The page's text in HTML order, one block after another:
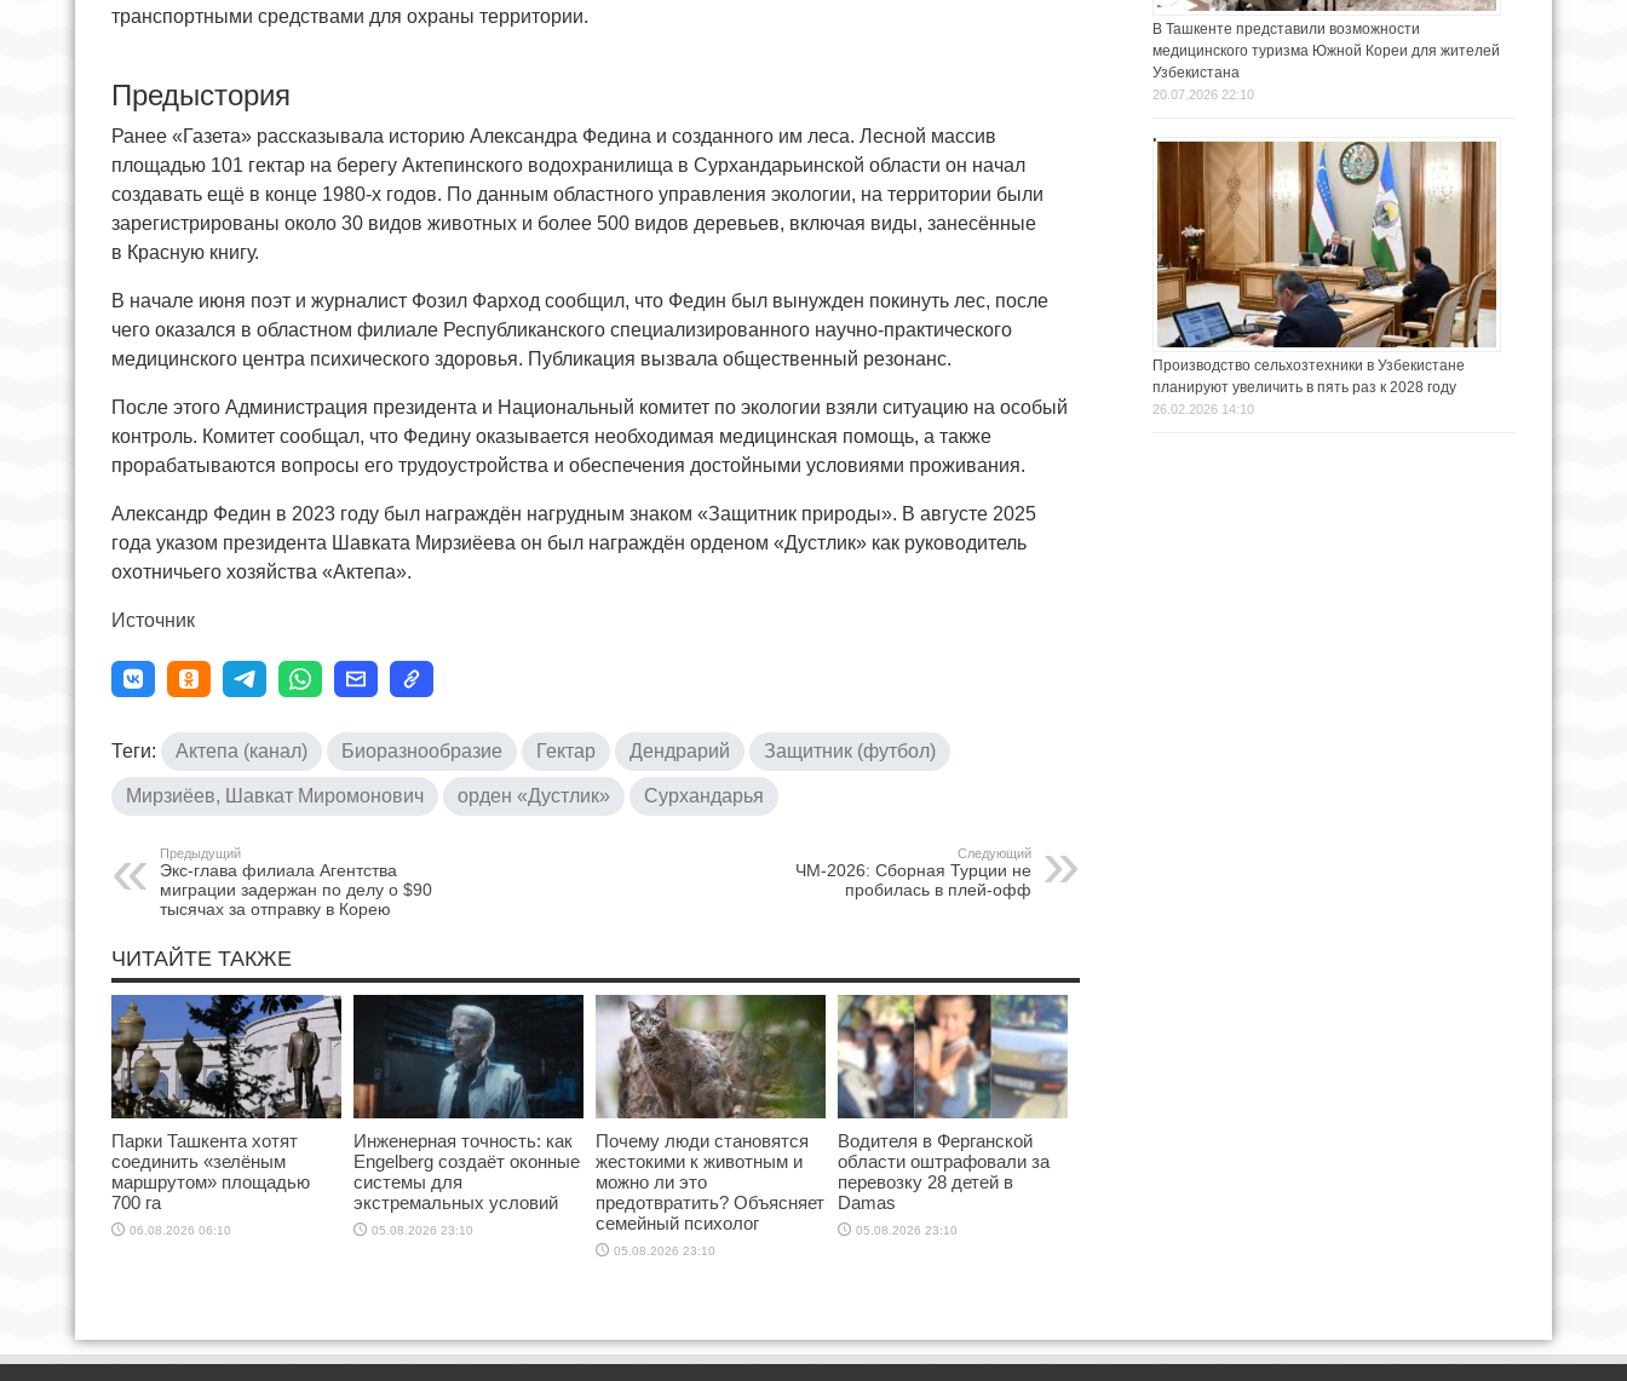
транспортными средствами для охраны территории.
Предыстория
Ранее «Газета» рассказывала историю Александра Федина и созданного им леса. Лесной массив
площадью 101 гектар на берегу Актепинского водохранилища в Сурхандарьинской области он начал
создавать ещё в конце 1980-х годов. По данным областного управления экологии, на территории были
зарегистрированы около 30 видов животных и более 500 видов деревьев, включая виды, занесённые
в Красную книгу.
В начале июня поэт и журналист Фозил Фарход сообщил, что Федин был вынужден покинуть лес, после
чего оказался в областном филиале Республиканского специализированного научно-практического
медицинского центра психического здоровья. Публикация вызвала общественный резонанс.
После этого Администрация президента и Национальный комитет по экологии взяли ситуацию на особый
контроль. Комитет сообщал, что Федину оказывается необходимая медицинская помощь, а также
прорабатываются вопросы его трудоустройства и обеспечения достойными условиями проживания.
Александр Федин в 2023 году был награждён нагрудным знаком «Защитник природы». В августе 2025
года указом президента Шавката Мирзиёева он был награждён орденом «Дустлик» как руководитель
охотничьего хозяйства «Актепа».
Источник
Теги: Актепа (канал) Биоразнообразие Гектар Дендрарий Защитник (футбол)
Мирзиёев, Шавкат Миромонович орден «Дустлик» Сурхандарья
Предыдущий
Экс-глава филиала Агентства
миграции задержан по делу о $90
тысячах за отправку в Корею
Следующий
ЧМ-2026: Сборная Турции не
пробилась в плей-офф
ЧИТАЙТЕ ТАКЖЕ
Парки Ташкента хотят
соединить «зелёным
маршрутом» площадью
700 га
06.08.2026 06:10
Инженерная точность: как
Engelberg создаёт оконные
системы для
экстремальных условий
05.08.2026 23:10
Почему люди становятся
жестокими к животным и
можно ли это
предотвратить? Объясняет
семейный психолог
05.08.2026 23:10
Водителя в Ферганской
области оштрафовали за
перевозку 28 детей в
Damas
05.08.2026 23:10
В Ташкенте представили возможности
медицинского туризма Южной Кореи для жителей
Узбекистана
20.07.2026 22:10
Производство сельхозтехники в Узбекистане
планируют увеличить в пять раз к 2028 году
26.02.2026 14:10